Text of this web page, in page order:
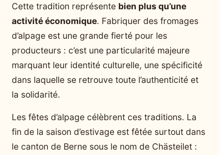
Cette tradition représente bien plus qu’une
activité économique. Fabriquer des fromages
d’alpage est une grande fierté pour les
producteurs : c’est une particularité majeure
marquant leur identité culturelle, une spécificité
dans laquelle se retrouve toute l’authenticité et
la solidarité.
Les fêtes d’alpage célèbrent ces traditions. La
fin de la saison d’estivage est fêtée surtout dans
le canton de Berne sous le nom de Chästeilet :